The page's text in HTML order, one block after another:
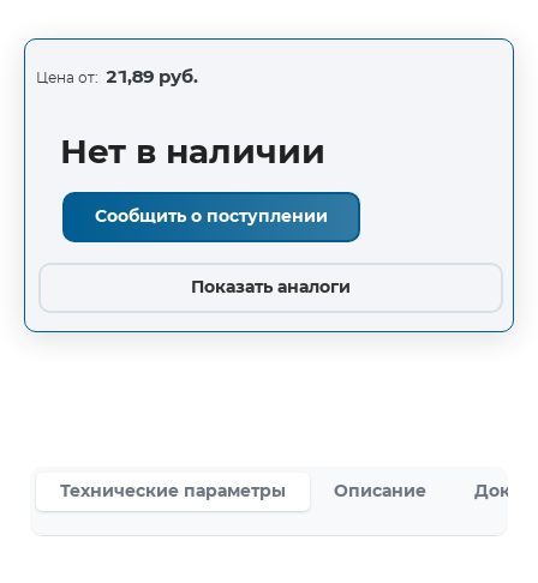
Цена от: 21,89 руб.
Нет в наличии
Сообщить о поступлении
Показать аналоги
Технические параметры Описание